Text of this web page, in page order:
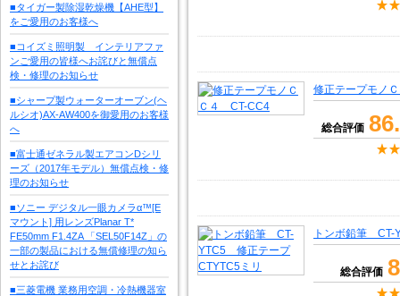
■タイガー製除湿乾燥機【AHE型】
をご愛用のお客様へ
■コイズミ照明製 インテリアファ
ンご愛用の皆様へお詫びと無償点
検・修理のお知らせ
■シャープ製ウォーターオーブン(ヘ
ルシオ)AX-AW400を御愛用のお客様
へ
■富士通ゼネラル製エアコンDシリ
ーズ（2017年モデル）無償点検・修
理のお知らせ
■ソニー デジタル一眼カメラα™[E
マウント] 用レンズPlanar T*
FE50mm F1.4ZA 「SEL50F14Z」の
一部の製品における無償修理の知ら
せとお詫び
■三菱電機 業務用空調・冷熱機器室
修正テープモノ
総合評価
トンボ鉛筆 CT-
総合評価